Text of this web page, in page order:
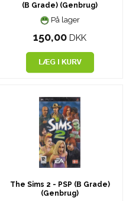
(B Grade) (Genbrug)
På lager
150,00 DKK
The Sims 2 - PSP (B Grade)
(Genbrug)